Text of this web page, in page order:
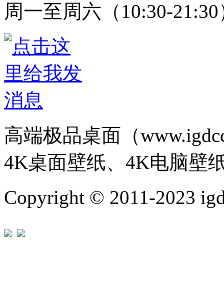
周一至周六（10:30-21:30
高端极品桌面（
4K桌面壁纸、4K电脑壁
Copyright © 2011-2023